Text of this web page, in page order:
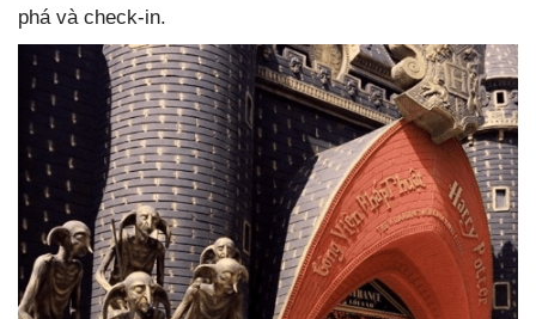
phá và check-in.